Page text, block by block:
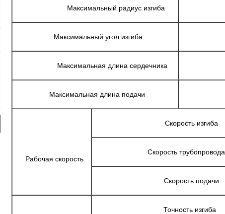
Максимальный радиус изгиба
Максимальный угол изгиба
Максимальная длина сердечника
Максимальная длина подачи
Рабочая скорость
Скорость изгиба
Скорость трубопровода
Скорость подачи
Точность изгиба